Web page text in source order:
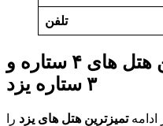
تلفن
تمیزترین و باکیفیت‌ترین هتل های ۴ ستاره و
۳ ستاره یزد
ادامهتمیزترین هتل های یزد را